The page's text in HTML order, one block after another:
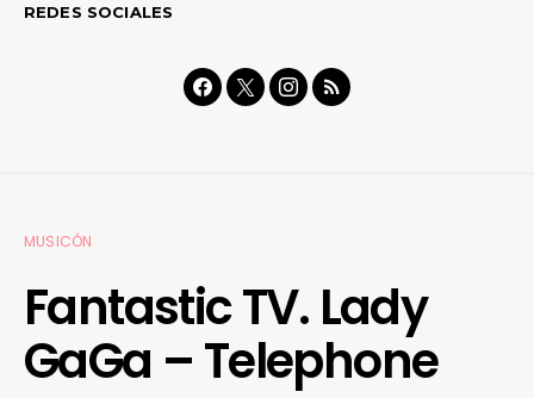
REDES SOCIALES
MUSICÓN
Fantastic TV. Lady
GaGa – Telephone